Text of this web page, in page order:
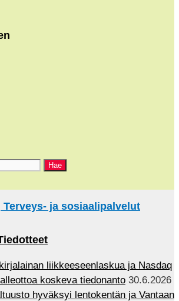
Terveys- ja sosiaalipalvelut
liikkeeseenlaskua ja Nasdaq
koskeva tiedonanto 30.6.2026
hyväksyi lentokentän ja Vantaan